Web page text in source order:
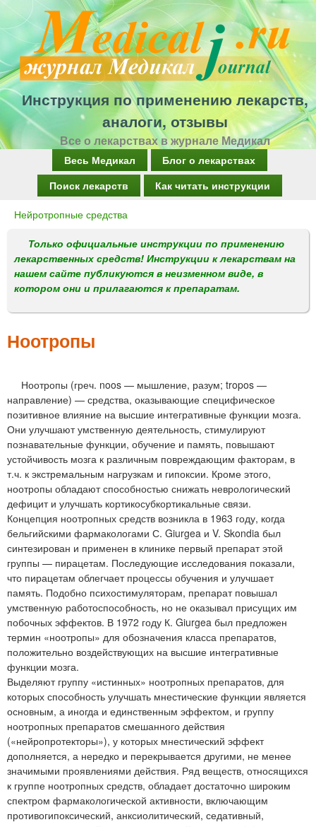
Перейти
к
основному
содержанию
Инструкция по применению лекарств,
аналоги, отзывы
Все о лекарствах в журнале Медикал
а
о
е
м
е
Весь Медикал
Блог о лекарствах
Поиск лекарств
Как читать инструкции
Вы
здесь
Нейротропные средства
Только официальные инструкции по применению
лекарственных средств! Инструкции к лекарствам на
нашем сайте публикуются в неизменном виде, в
котором они и прилагаются к препаратам.
Ноотропы
Ноотропы (греч. noos — мышление, разум; tropos —
направление) — средства, оказывающие специфическое
позитивное влияние на высшие интегративные функции мозга.
Они улучшают умственную деятельность, стимулируют
познавательные функции, обучение и память, повышают
устойчивость мозга к различным повреждающим факторам, в
т.ч. к экстремальным нагрузкам и гипоксии. Кроме этого,
ноотропы обладают способностью снижать неврологический
дефицит и улучшать кортикосубкортикальные связи.
Концепция ноотропных средств возникла в 1963 году, когда
бельгийскими фармакологами С. Giurgea и V. Skondia был
синтезирован и применен в клинике первый препарат этой
группы — пирацетам. Последующие исследования показали,
что пирацетам облегчает процессы обучения и улучшает
память. Подобно психостимуляторам, препарат повышал
умственную работоспособность, но не оказывал присущих им
побочных эффектов. В 1972 году К. Giurgea был предложен
термин «ноотропы» для обозначения класса препаратов,
положительно воздействующих на высшие интегративные
функции мозга.
Выделяют группу «истинных» ноотропных препаратов, для
которых способность улучшать мнестические функции является
основным, а иногда и единственным эффектом, и группу
ноотропных препаратов смешанного действия
(«нейропротекторы»), у которых мнестический эффект
дополняется, а нередко и перекрывается другими, не менее
значимыми проявлениями действия. Ряд веществ, относящихся
к группе ноотропных средств, обладает достаточно широким
спектром фармакологической активности, включающим
противогипоксический, анксиолитический, седативный,